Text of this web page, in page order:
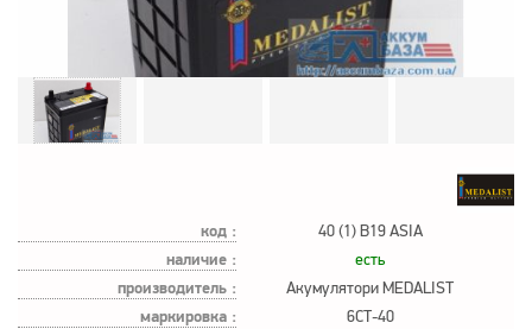
код : 40 (1) B19 ASIA
наличие : есть
производитель : Акумулятори MEDALIST
маркировка : 6СТ-40